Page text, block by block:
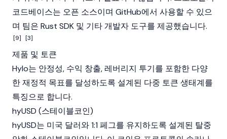
코드베이스는 오픈 소스이며 GitHub에서 사용할 수 있으
며 팀은 Rust SDK 및 기타 개발자 도구를 제공했습니다.
[9] [3]
제품 및 토큰
Hylo는 안정성, 수익 창출, 레버리지 투기를 포함한 다양
한 재정적 목표를 달성하도록 설계된 다중 토큰 생태계를
특징으로 합니다.
hyUSD (스테이블코인)
hyUSD는 미국 달러와 1:1 페그를 유지하도록 설계된 탈중